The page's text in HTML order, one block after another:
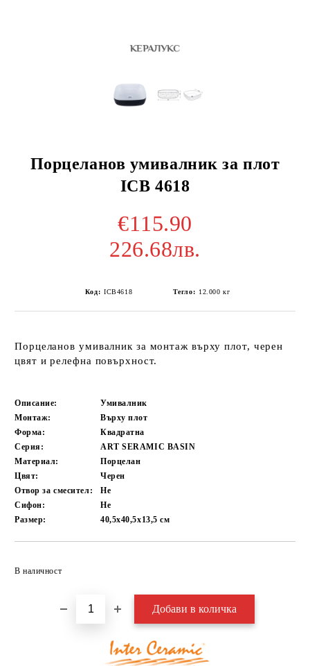
Порцеланов умивалник за плот
ICB 4618
€115.90
226.68лв.
Код: ICB4618 Тегло: 12.000 кг
Порцеланов умивалник за монтаж върху плот, черен
цвят и релефна повърхност.
Описание:
Умивалник
Монтаж:
Върху плот
Форма:
Квадратна
Серия:
ART SERAMIC BASIN
Материал:
Порцелан
Цвят:
Черен
Отвор за смесител:
Не
Сифон:
Не
Размер:
40,5х40,5х13,5см
В наличност